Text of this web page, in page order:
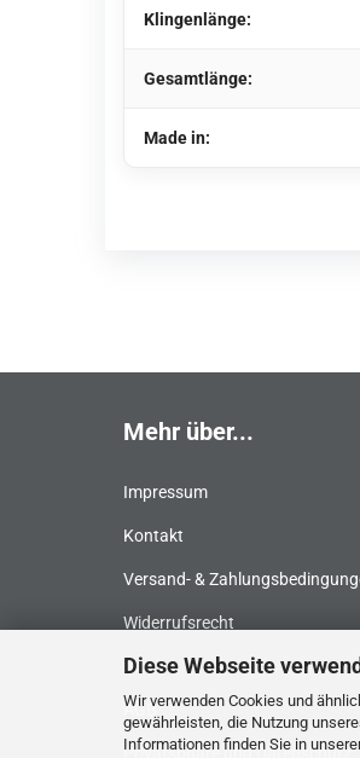
Diese Webseite
Wir verwenden Cookies und
gewährleisten, die Nutzung
Informationen finden Sie in
Klingenlänge:
Gesamtlänge:
Made in:
Mehr über...
Impressum
Kontakt
Versand- &
Widerrufsrecht
return
AGB
Privatsphäre und Datenschutz